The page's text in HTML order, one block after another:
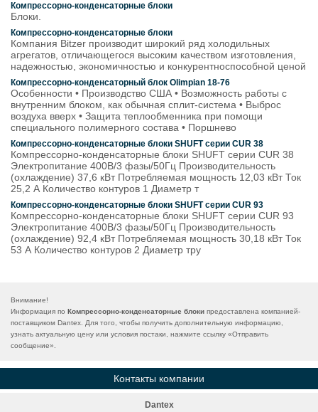
Компрессорно-конденсаторные блоки
Блоки.
Компрессорно-конденсаторные блоки
Компания Bitzer производит широкий ряд холодильных
агрегатов, отличающегося высоким качеством изготовления,
надежностью, экономичностью и конкурентноспособной ценой
Компрессорно-конденсаторный блок Olimpian 18-76
Особенности • Производство США • Возможность работы с
внутренним блоком, как обычная сплит-система • Выброс
воздуха вверх • Защита теплообменника при помощи
специального полимерного состава • Поршнево
Компрессорно-конденсаторные блоки SHUFT серии CUR 38
Компрессорно-конденсаторные блоки SHUFT серии CUR 38
Электропитание 400В/3 фазы/50Гц Производительность
(охлаждение) 37,6 кВт Потребляемая мощность 12,03 кВт Ток
25,2 А Количество контуров 1 Диаметр т
Компрессорно-конденсаторные блоки SHUFT серии CUR 93
Компрессорно-конденсаторные блоки SHUFT серии CUR 93
Электропитание 400В/3 фазы/50Гц Производительность
(охлаждение) 92,4 кВт Потребляемая мощность 30,18 кВт Ток
53 А Количество контуров 2 Диаметр тру
Внимание!
Информация по Компрессорно-конденсаторные блоки предоставлена компанией-
поставщиком Dantex. Для того, чтобы получить дополнительную информацию,
узнать актуальную цену или условия постаки, нажмите ссылку «Отправить
сообщение».
Контакты компании
Dantex